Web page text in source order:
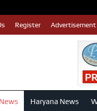
Register Advertisement
Haryana News